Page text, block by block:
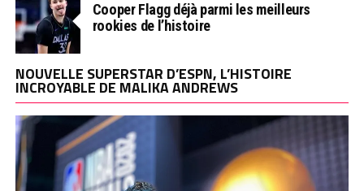
Cooper Flagg déjà parmi les meilleurs
rookies de l’histoire
NOUVELLE SUPERSTAR D’ESPN, L’HISTOIRE
INCROYABLE DE MALIKA ANDREWS